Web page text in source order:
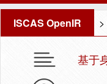
ISCAS OpenIR >
基于